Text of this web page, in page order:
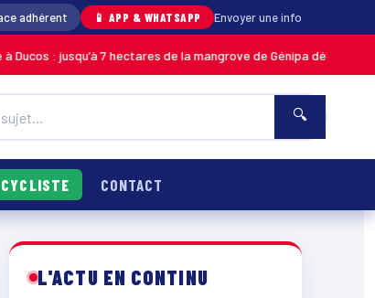
adhérent 📱 APP & WHATSAPP Envoyer une info
7 hectares de la mangrove de Génipa détruits, le feu
🔍
CONTACT
L'ACTU EN CONTINU